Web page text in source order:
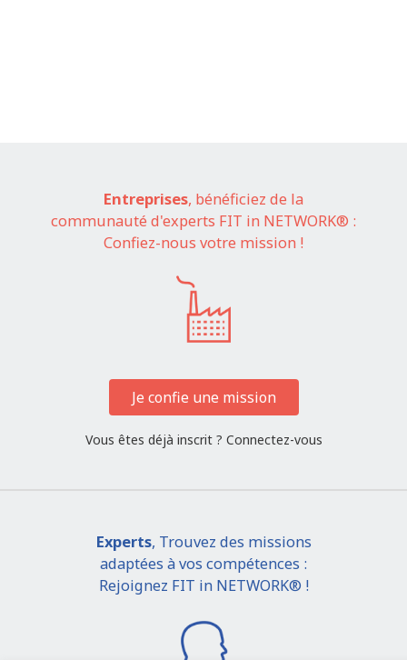
Entreprises, bénéficiez de la
communauté d'experts FIT in NETWORK® :
Confiez-nous votre mission !
Je confie une mission
Vous êtes déjà inscrit ? Connectez-vous
Experts, Trouvez des missions
adaptées à vos compétences :
Rejoignez FIT in NETWORK® !